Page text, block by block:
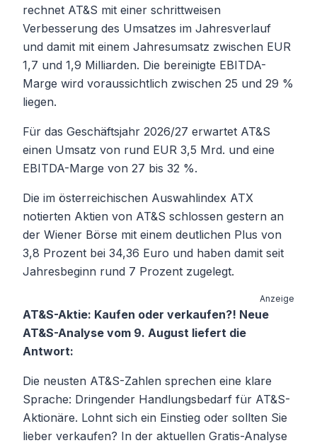
rechnet AT&S mit einer schrittweisen
Verbesserung des Umsatzes im Jahresverlauf
und damit mit einem Jahresumsatz zwischen EUR
1,7 und 1,9 Milliarden. Die bereinigte EBITDA-
Marge wird voraussichtlich zwischen 25 und 29 %
liegen.
Für das Geschäftsjahr 2026/27 erwartet AT&S
einen Umsatz von rund EUR 3,5 Mrd. und eine
EBITDA-Marge von 27 bis 32 %.
Die im österreichischen Auswahlindex ATX
notierten Aktien von AT&S schlossen gestern an
der Wiener Börse mit einem deutlichen Plus von
3,8 Prozent bei 34,36 Euro und haben damit seit
Jahresbeginn rund 7 Prozent zugelegt.
Anzeige
AT&S-Aktie: Kaufen oder verkaufen?! Neue
AT&S-Analyse vom 9. August liefert die
Antwort:
Die neusten AT&S-Zahlen sprechen eine klare
Sprache: Dringender Handlungsbedarf für AT&S-
Aktionäre. Lohnt sich ein Einstieg oder sollten Sie
lieber verkaufen? In der aktuellen Gratis-Analyse